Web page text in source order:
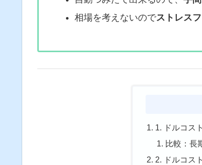
相場を考えないのでストレス
1. ドルコス
比較：長
2. ドルコス